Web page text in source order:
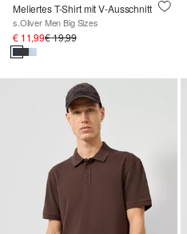
Meliertes T-Shirt mit V-Ausschnitt
s.Oliver Men Big Sizes
€ 11,99€ 19,99